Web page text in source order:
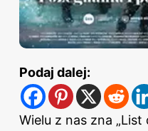
Podaj dalej:
Wielu z nas zna „List